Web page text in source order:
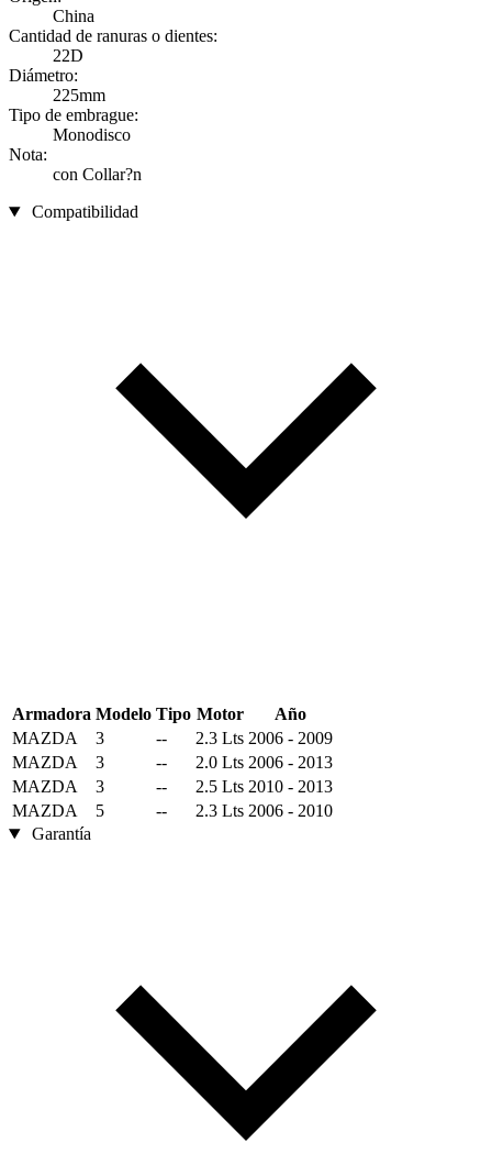
China
Cantidad de ranuras o dientes:
22D
Diámetro:
225mm
Tipo de embrague:
Monodisco
Nota:
con Collar?n
Compatibilidad
Armadora Modelo Tipo Motor
Año
MAZDA
3 -- 2.3 Lts 2006 - 2009
MAZDA
3 -- 2.0 Lts 2006 - 2013
MAZDA
3 -- 2.5 Lts 2010 - 2013
MAZDA
5 -- 2.3 Lts 2006 - 2010
Garantía